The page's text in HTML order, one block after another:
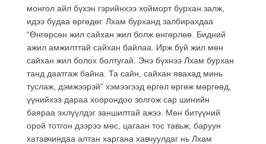
монгол айл бүхэн гэрийнхээ хойморт бурхан залж,
идээ будаа өргөдөг. Лхам бурханд залбирахдаа
“Өнгөрсөн жил сайхан жил болж өнгөрлөө. Бидний
ажил амжилттай сайхан байлаа. Ирж буй жил мөн
сайхан жил болох болтугай. Энэ бүхнээ Лхам бурхан
танд даатгаж байна. Та сайн, сайхан явахад минь
туслаж, дэмжээрэй” хэмээгээд өргөл өргөж мөргөөд,
үүнийхээ дараа хоорондоо золгож сар шинийн
баяраа эхлүүлдэг заншилтай ажээ. Мөн битүүний
орой тотгон дээрээ мөс, цагаан тос тавьж, баруун
хатавчиндаа алтан харгана хавчуулдаг нь Лхам